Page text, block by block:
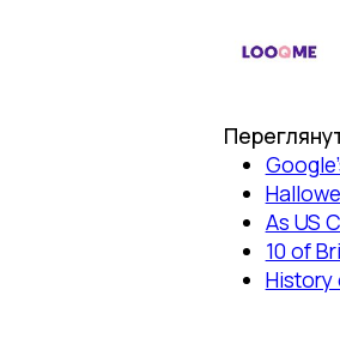
As US
10 of
History